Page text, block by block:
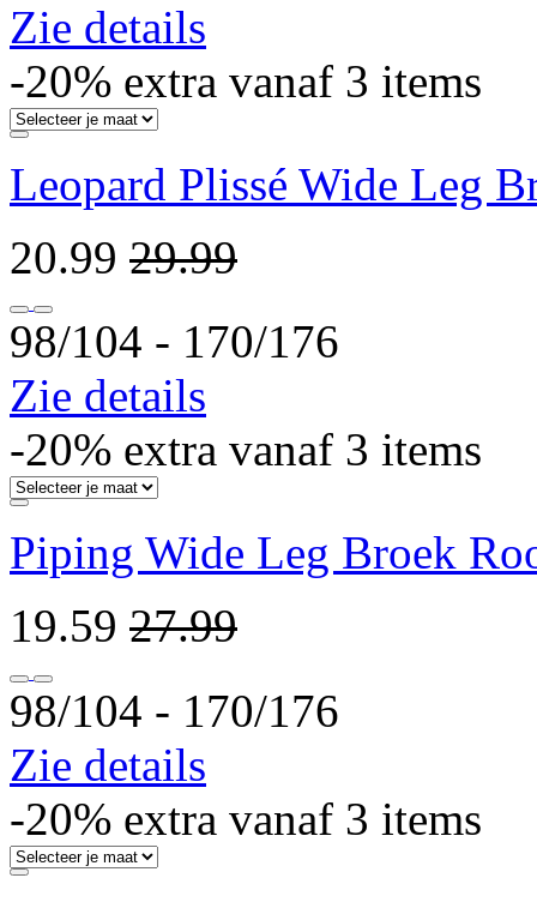
Zie details
-20% extra vanaf 3 items
Leopard Plissé Wide Leg
20.99 29.99
98/104 ‐ 170/176
Zie details
-20% extra vanaf 3 items
Piping Wide Leg Broek
19.59 27.99
98/104 ‐ 170/176
Zie details
-20% extra vanaf 3 items